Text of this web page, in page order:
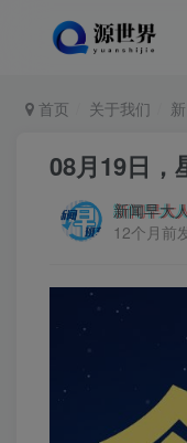
首页 关于我们
08月19日，
新闻早大
12个月前